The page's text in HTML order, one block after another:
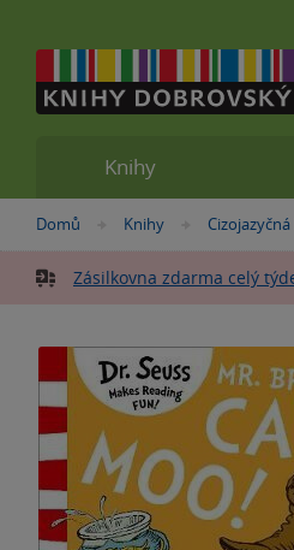
Nacházíte
zde:
Domů »
Knihy »
Zásilkovna zdarma celý
Knihy